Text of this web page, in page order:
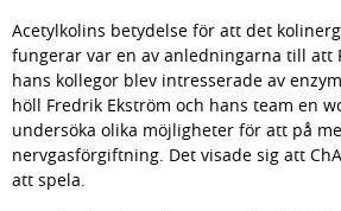
Acetylkolins betydelse för att det
fungerar var en av anledningarna till att
hans kollegor blev intresserade av
höll Fredrik Ekström och hans team en
undersöka olika möjligheter för att på
nervgasförgiftning. Det visade sig att
att spela.